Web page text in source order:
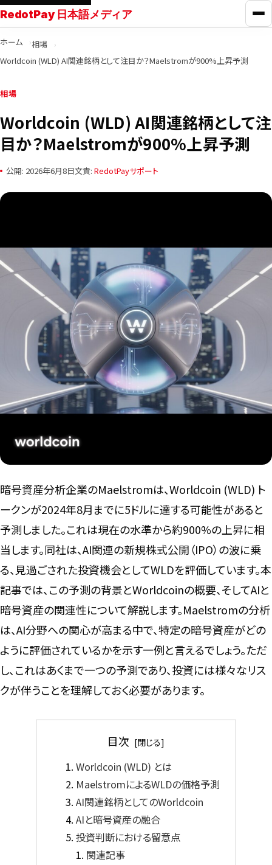
RedotPay 日本語メディア メ
RedotPayガイド
カード比較
学ぶ
ニュース
お問い合わせ
ホーム
相場
Worldcoin (WLD) AI関連銘柄として注目か？Maelstromが900%上昇予測
相場
Worldcoin (WLD) AI関連銘柄として注
目か？Maelstromが900%上昇予測
公開: 2026年6月8日文責: RedotPayサポート
暗号資産分析企業のMaelstromは、Worldcoin (WLD) ト
ークンが2024年8月までに5ドルに達する可能性があると
予測しました。これは現在の水準から約900%の上昇に相
当します。同社は、AI関連の新規株式公開（IPO）の波に乗
る、見過ごされた投資機会としてWLDを評価しています。本
記事では、この予測の背景とWorldcoinの概要、そしてAIと
暗号資産の関連性について解説します。Maelstromの分析
は、AI分野への関心が高まる中で、特定の暗号資産がどの
ように評価されているかを示す一例と言えるでしょう。ただ
し、これはあくまで一つの予測であり、投資には様々なリス
クが伴うことを理解しておく必要があります。
目次
Worldcoin (WLD) とは
MaelstromによるWLDの価格予測
AI関連銘柄としてのWorldcoin
AIと暗号資産の融合
投資判断における留意点
関連記事